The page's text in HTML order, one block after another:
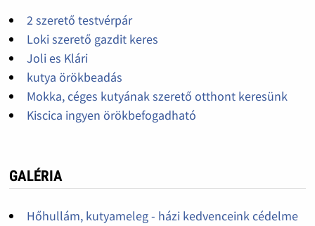
2 szerető testvérpár
Loki szerető gazdit keres
Joli es Klári
kutya örökbeadás
Mokka, céges kutyának szerető otthont keresünk
Kiscica ingyen örökbefogadható
GALÉRIA
Hőhullám, kutyameleg - házi kedvenceink cédelme